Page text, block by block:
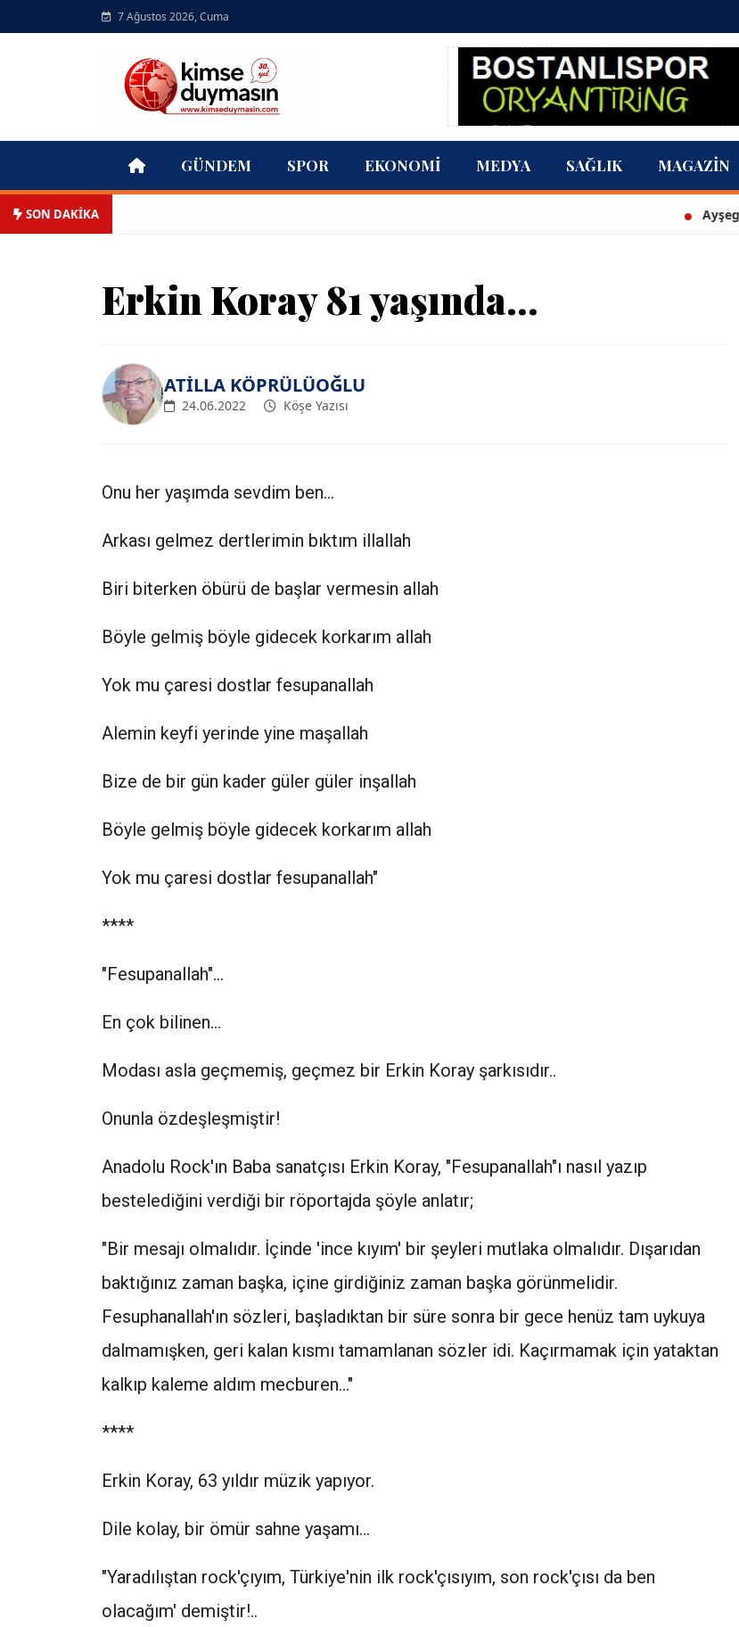
7 Ağustos 2026, Cuma
GÜNDEM SPOR EKONOMI MEDYA SAĞLIK MAGAZIN
SON DAKİKA Ayşegül, beyaz
Erkin Koray 81 yaşında...
ATİLLA KÖPRÜLÜOĞLU
24.06.2022 Köşe Yazısı
Onu her yaşımda sevdim ben...
Arkası gelmez dertlerimin bıktım illallah
Biri biterken öbürü de başlar vermesin allah
Böyle gelmiş böyle gidecek korkarım allah
Yok mu çaresi dostlar fesupanallah
Alemin keyfi yerinde yine maşallah
Bize de bir gün kader güler güler inşallah
Böyle gelmiş böyle gidecek korkarım allah
Yok mu çaresi dostlar fesupanallah"
****
"Fesupanallah"...
En çok bilinen...
Modası asla geçmemiş, geçmez bir Erkin Koray şarkısıdır..
Onunla özdeşleşmiştir!
Anadolu Rock'ın Baba sanatçısı Erkin Koray, "Fesupanallah"ı nasıl yazıp
bestelediğini verdiği bir röportajda şöyle anlatır;
"Bir mesajı olmalıdır. İçinde 'ince kıyım' bir şeyleri mutlaka olmalıdır. Dışarıdan
baktığınız zaman başka, içine girdiğiniz zaman başka görünmelidir.
Fesuphanallah'ın sözleri, başladıktan bir süre sonra bir gece henüz tam uykuya
dalmamışken, geri kalan kısmı tamamlanan sözler idi. Kaçırmamak için yataktan
kalkıp kaleme aldım mecburen..."
****
Erkin Koray, 63 yıldır müzik yapıyor.
Dile kolay, bir ömür sahne yaşamı...
"Yaradılıştan rock'çıyım, Türkiye'nin ilk rock'çısıyım, son rock'çısı da ben
olacağım' demiştir!..